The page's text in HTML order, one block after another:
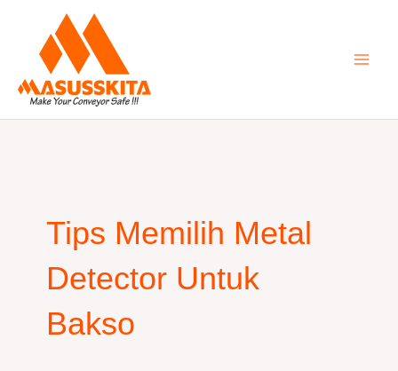
content
Tips Memilih Metal
Detector Untuk
Bakso